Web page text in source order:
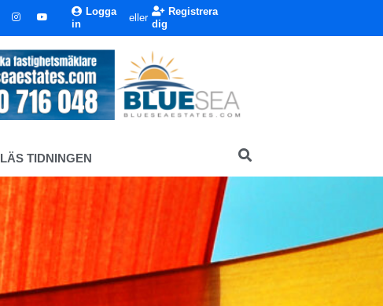
Logga
in
eller
Registrera
dig
LÄS TIDNINGEN